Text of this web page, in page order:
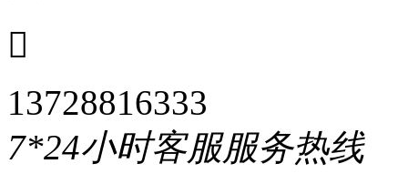

13728816333
7*24小时客服服务热线